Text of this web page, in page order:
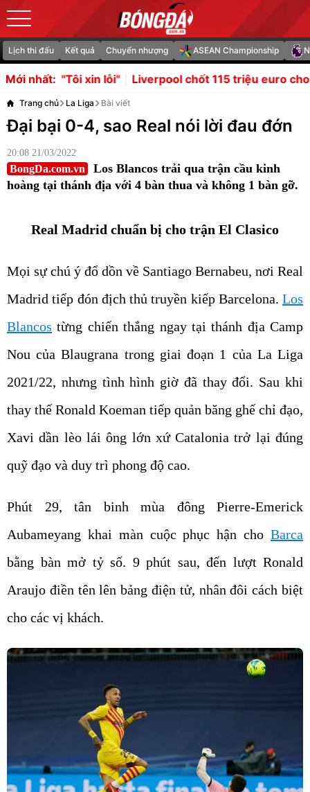
Lịch thi đấu Kết quả Chuyển nhượng ASEAN Championship
Mới nhất:
Liverpool chốt 115 triệu euro cho Bradley Barcola
Trang chủ La Liga Bài viết
Đại bại 0-4, sao Real nói lời đau đớn
20:08 21/03/2022
BongDa.com.vn
Los Blancos trải qua trận cầu kinh
hoàng tại thánh địa với 4 bàn thua và không 1 bàn gỡ.
Real Madrid chuẩn bị cho trận El Clasico
Mọi sự chú ý đổ dồn về Santiago Bernabeu, nơi Real
Madrid tiếp đón địch thủ truyền kiếp Barcelona. Los
Blancos từng chiến thắng ngay tại thánh địa Camp
Nou của Blaugrana trong giai đoạn 1 của La Liga
2021/22, nhưng tình hình giờ đã thay đổi. Sau khi
thay thế Ronald Koeman tiếp quản băng ghế chỉ đạo,
Xavi dần lèo lái ông lớn xứ Catalonia trở lại đúng
quỹ đạo và duy trì phong độ cao.
Phút 29, tân binh mùa đông Pierre-Emerick
Aubameyang khai màn cuộc phục hận cho Barca
bằng bàn mở tỷ số. 9 phút sau, đến lượt Ronald
Araujo điền tên lên bảng điện tử, nhân đôi cách biệt
cho các vị khách.